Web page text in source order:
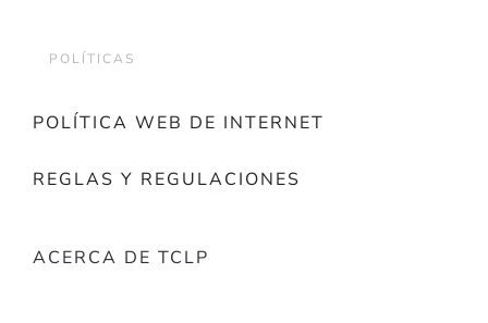
POLÍTICAS
POLÍTICA WEB DE INTERNET
REGLAS Y REGULACIONES
ACERCA DE TCLP